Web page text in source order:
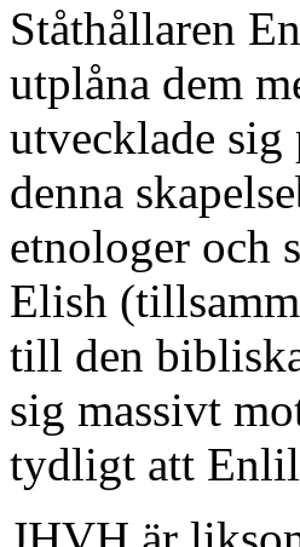
Ståthållaren
utplåna dem
utvecklade sig
denna
etnologer och
Elish
till den
sig massivt
tydligt att